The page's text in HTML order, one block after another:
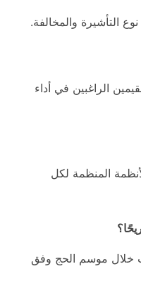
التأشيرة والمخالفة.
الراغبين في أداء
المنظمة لكل
خلال موسم الحج وفق